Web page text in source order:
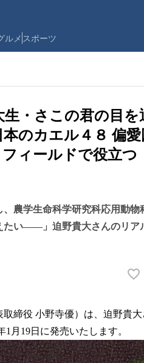
ルメ スポーツ
・さこの君の目
のカエル４８ 偏愛
ィールドで役立つ
農学生命科学研究科応用動
たい――」迫野貴大さんのリア
い
！
を
読
締役 小野寺優）は、迫野貴
月19日に発売いたします。